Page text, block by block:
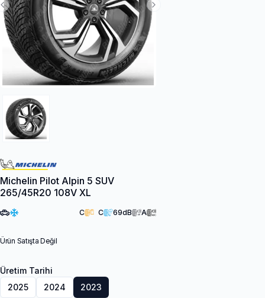
Next Slide
Previous Slide
Michelin Pilot Alpin 5 SUV
265/45R20 108V XL
C C 69dB A
Ürün Satışta Değil
Üretim Tarihi
2025
2024 2023